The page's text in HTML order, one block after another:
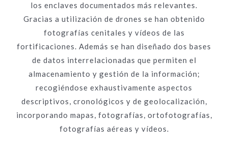
los enclaves documentados más relevantes.
Gracias a utilización de drones se han obtenido
fotografías cenitales y vídeos de las
fortificaciones. Además se han diseñado dos bases
de datos interrelacionadas que permiten el
almacenamiento y gestión de la información;
recogiéndose exhaustivamente aspectos
descriptivos, cronológicos y de geolocalización,
incorporando mapas, fotografías, ortofotografías,
fotografías aéreas y vídeos.